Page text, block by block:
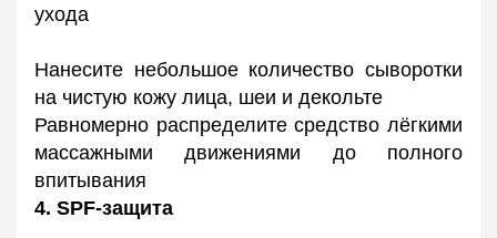
ухода
Нанесите небольшое количество сыворотки
на чистую кожу лица, шеи и декольте
Равномерно распределите средство лёгкими
массажными движениями до полного
впитывания
4. SPF-защита